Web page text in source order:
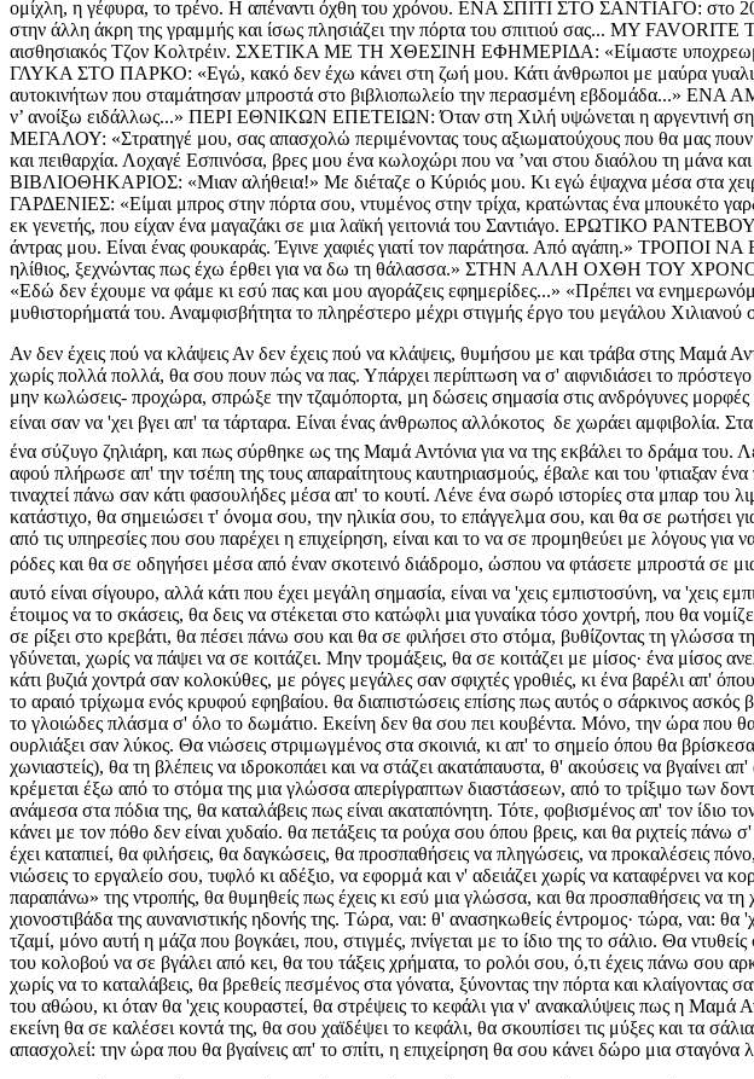
ομίχλη, η γέφυρα, το τρένο. Η απέναντι όχθη του χρόνου. ΕΝΑ ΣΠΙΤΙ ΣΤΟ ΣΑΝΤΙΑΓΟ: στο
στην άλλη άκρη της γραμμής και ίσως πλησιάζει την πόρτα του σπιτιού σας... MY
αισθησιακός Τζον Κολτρέιν. ΣΧΕΤΙΚΑ ΜΕ ΤΗ ΧΘΕΣΙΝΗ ΕΦΗΜΕΡΙΔΑ: «Είμαστε
ΓΛΥΚΑ ΣΤΟ ΠΑΡΚΟ: «Εγώ, κακό δεν έχω κάνει στη ζωή μου. Κάτι άνθρωποι με μαύρα γυαλιά
αυτοκινήτων που σταμάτησαν μπροστά στο βιβλιοπωλείο την περασμένη εβδομάδα...»
ν’ ανοίξω ειδάλλως...» ΠΕΡΙ ΕΘΝΙΚΩΝ ΕΠΕΤΕΙΩΝ: Όταν στη Χιλή υψώνεται η
ΜΕΓΑΛΟΥ: «Στρατηγέ μου, σας απασχολώ περιμένοντας τους αξιωματούχους που θα μας
και πειθαρχία. Λοχαγέ Εσπινόσα, βρες μου ένα κωλοχώρι που να ’ναι στου διαόλου τη μάνα
ΒΙΒΛΙΟΘΗΚΑΡΙΟΣ: «Μιαν αλήθεια!» Με διέταζε ο Κύριός μου. Κι εγώ έψαχνα μέσα στα
ΓΑΡΔΕΝΙΕΣ: «Είμαι μπρος στην πόρτα σου, ντυμένος στην τρίχα, κρατώντας ένα
εκ γενετής, που είχαν ένα μαγαζάκι σε μια λαϊκή γειτονιά του Σαντιάγο. ΕΡΩΤΙΚΟ
άντρας μου. Είναι ένας φουκαράς. Έγινε χαφιές γιατί τον παράτησα. Από αγάπη.»
ηλίθιος, ξεχνώντας πως έχω έρθει για να δω τη θάλασσα.» ΣΤΗΝ ΑΛΛΗ ΟΧΘΗ ΤΟΥ
«Εδώ δεν έχουμε να φάμε κι εσύ πας και μου αγοράζεις εφημερίδες...» «Πρέπει να
μυθιστορήματά του. Αναμφισβήτητα το πληρέστερο μέχρι στιγμής έργο του μεγάλου Χιλιανού
Αν δεν έχεις πού να κλάψεις Αν δεν έχεις πού να κλάψεις, θυμήσου με και τράβα στης Μαμά
χωρίς πολλά πολλά, θα σου πουν πώς να πας. Υπάρχει περίπτωση να σ' αιφνιδιάσει το
μην κωλώσεις- προχώρα, σπρώξε την τζαμόπορτα, μη δώσεις σημασία στις ανδρόγυνες
είναι σαν να 'χει βγει απ' τα τάρταρα. Είναι ένας άνθρωπος αλλόκοτος  δε χωράει
ένα σύζυγο ζηλιάρη, και πως σύρθηκε ως της Μαμά Αντόνια για να της εκβάλει το δράμα
αφού πλήρωσε απ' την τσέπη της τους απαραίτητους καυτηριασμούς, έβαλε και του 'φτιαξαν
τιναχτεί πάνω σαν κάτι φασουλήδες μέσα απ' το κουτί. Λένε ένα σωρό ιστορίες στα μπαρ του
κατάστιχο, θα σημειώσει τ' όνομα σου, την ηλικία σου, το επάγγελμα σου, και θα σε ρωτήσει
από τις υπηρεσίες που σου παρέχει η επιχείρηση, είναι και το να σε προμηθεύει με λόγους
ρόδες και θα σε οδηγήσει μέσα από έναν σκοτεινό διάδρομο, ώσπου να φτάσετε μπροστά σε
αυτό είναι σίγουρο, αλλά κάτι που έχει μεγάλη σημασία, είναι να 'χεις εμπιστοσύνη, να
έτοιμος να το σκάσεις, θα δεις να στέκεται στο κατώφλι μια γυναίκα τόσο χοντρή, που θα
σε ρίξει στο κρεβάτι, θα πέσει πάνω σου και θα σε φιλήσει στο στόμα, βυθίζοντας τη γλώσσα
γδύνεται, χωρίς να πάψει να σε κοιτάζει. Μην τρομάξεις, θα σε κοιτάζει με μίσος· ένα
κάτι βυζιά χοντρά σαν κολοκύθες, με ρόγες μεγάλες σαν σφιχτές γροθιές, κι ένα βαρέλι απ'
το αραιό τρίχωμα ενός κρυφού εφηβαίου. θα διαπιστώσεις επίσης πως αυτός ο σάρκινος ασκός
το γλοιώδες πλάσμα σ' όλο το δωμάτιο. Εκείνη δεν θα σου πει κουβέντα. Μόνο, την ώρα που
ουρλιάξει σαν λύκος. Θα νιώσεις στριμωγμένος στα σκοινιά, κι απ' το σημείο όπου θα
χωνιαστείς), θα τη βλέπεις να ιδροκοπάει και να στάζει ακατάπαυστα, θ' ακούσεις να βγαίνει
κρέμεται έξω από το στόμα της μια γλώσσα απερίγραπτων διαστάσεων, από το τρίξιμο των
ανάμεσα στα πόδια της, θα καταλάβεις πως είναι ακαταπόνητη. Τότε, φοβισμένος απ' τον ίδιο
κάνει με τον πόθο δεν είναι χυδαίο. θα πετάξεις τα ρούχα σου όπου βρεις, και θα ριχτείς
έχει καταπιεί, θα φιλήσεις, θα δαγκώσεις, θα προσπαθήσεις να πληγώσεις, να προκαλέσεις
νιώσεις το εργαλείο σου, τυφλό κι αδέξιο, να εφορμά και ν' αδειάζει χωρίς να καταφέρνει να
παραπάνω» της ντροπής, θα θυμηθείς πως έχεις κι εσύ μια γλώσσα, και θα προσπαθήσεις να
χιονοστιβάδα της αυνανιστικής ηδονής της. Τώρα, ναι: θ' ανασηκωθείς έντρομος· τώρα, ναι:
τζαμί, μόνο αυτή η μάζα που βογκάει, που, στιγμές, πνίγεται με το ίδιο της το σάλιο. Θα
του κολοβού να σε βγάλει από κει, θα του τάξεις χρήματα, το ρολόι σου, ό,τι έχεις πάνω σου
χωρίς να το καταλάβεις, θα βρεθείς πεσμένος στα γόνατα, ξύνοντας την πόρτα και
του αθώου, κι όταν θα 'χεις κουραστεί, θα στρέψεις το κεφάλι για ν' ανακαλύψεις πως η Μαμά
εκείνη θα σε καλέσει κοντά της, θα σου χαϊδέψει το κεφάλι, θα σκουπίσει τις μύξες και τα
απασχολεί: την ώρα που θα βγαίνεις απ' το σπίτι, η επιχείρηση θα σου κάνει δώρο μια σταγόνα